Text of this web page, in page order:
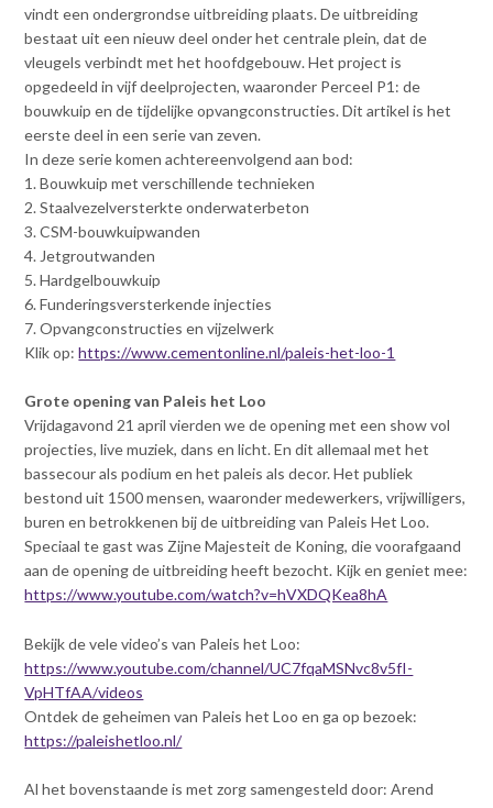
vindt een ondergrondse uitbreiding plaats. De uitbreiding
bestaat uit een nieuw deel onder het centrale plein, dat de
vleugels verbindt met het hoofdgebouw. Het project is
opgedeeld in vijf deelprojecten, waaronder Perceel P1: de
bouwkuip en de tijdelijke opvangconstructies. Dit artikel is het
eerste deel in een serie van zeven.
In deze serie komen achtereenvolgend aan bod:
1. Bouwkuip met verschillende technieken
2. Staalvezelversterkte onderwaterbeton
3. CSM-bouwkuipwanden
4. Jetgroutwanden
5. Hardgelbouwkuip
6. Funderingsversterkende injecties
7. Opvangconstructies en vijzelwerk
Klik op:https://www.cementonline.nl/paleis-het-loo-1
Grote opening van Paleis het Loo
Vrijdagavond 21 april vierden we de opening met een show vol
projecties, live muziek, dans en licht. En dit allemaal met het
bassecour als podium en het paleis als decor. Het publiek
bestond uit 1500 mensen, waaronder medewerkers, vrijwilligers,
buren en betrokkenen bij de uitbreiding van Paleis Het Loo.
Speciaal te gast was Zijne Majesteit de Koning, die voorafgaand
aan de opening de uitbreiding heeft bezocht. Kijk en geniet mee:
https://www.youtube.com/watch?v=hVXDQKea8hA
Bekijk de vele video’s van Paleis het Loo:
https://www.youtube.com/channel/UC7fqaMSNvc8v5fI-
VpHTfAA/videos
Ontdek de geheimen van Paleis het Loo en ga op bezoek:
https://paleishetloo.nl/
Al het bovenstaande is met zorg samengesteld door: Arend